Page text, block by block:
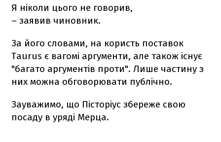
Я ніколи цього не говорив,
– заявив чиновник.
За його словами, на користь поставок
Taurus є вагомі аргументи, але також існує
"багато аргументів проти". Лише частину з
них можна обговорювати публічно.
Зауважимо, що Пісторіус збереже свою
посаду в уряді Мерца.